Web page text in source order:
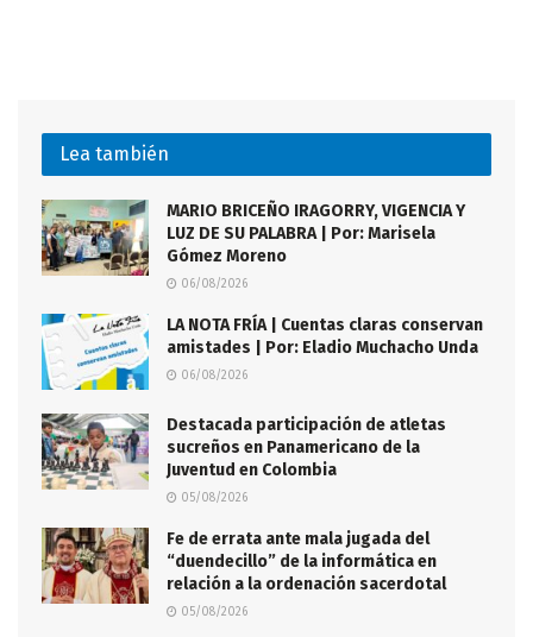
Lea también
MARIO BRICEÑO IRAGORRY, VIGENCIA Y
LUZ DE SU PALABRA | Por: Marisela
Gómez Moreno
06/08/2026
LA NOTA FRÍA | Cuentas claras conservan
amistades | Por: Eladio Muchacho Unda
06/08/2026
Destacada participación de atletas
sucreños en Panamericano de la
Juventud en Colombia
05/08/2026
Fe de errata ante mala jugada del
“duendecillo” de la informática en
relación a la ordenación sacerdotal
05/08/2026